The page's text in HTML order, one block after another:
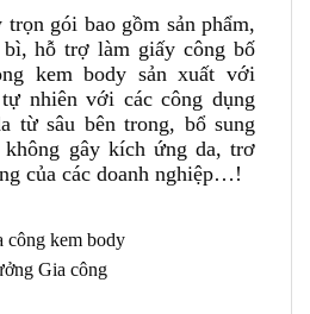
gói bao gồm sản phẩm,
hỗ trợ làm giấy công bố
kem body sản xuất với
nhiên với các công dụng
từ sâu bên trong, bổ sung
gây kích ứng da, trơ
của các doanh nghiệp…!
Gia công